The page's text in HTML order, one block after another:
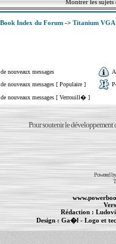
Montrer les
Index du Forum-> Titanium VGA
nouveaux messages
nouveaux messages [ Populaire ]
de nouveaux messages [ Verrouill� ]
Pour soutenir le développement
Powered
Rédaction :
Design : Ga�l- Logo et